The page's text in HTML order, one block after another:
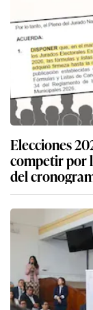
Elecciones
competir por
del